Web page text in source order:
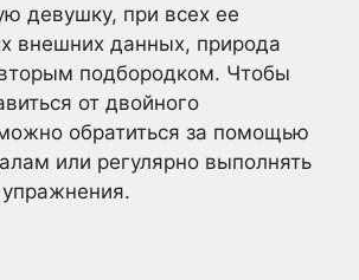
девушку, при всех ее
внешних данных, природа
подбородком. Чтобы
от двойного
обратиться за помощью
или регулярно выполнять